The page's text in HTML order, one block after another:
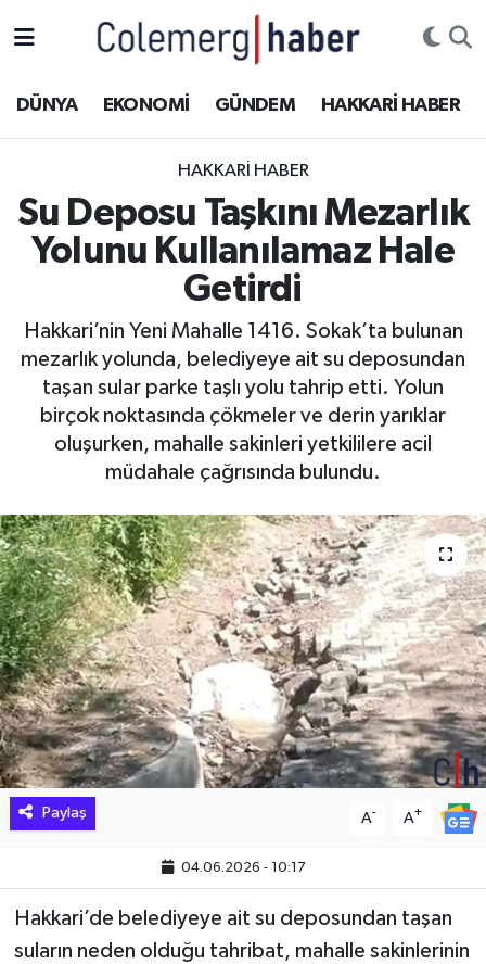
DÜNYA EKONOMİ GÜNDEM HAKKARİ HABER
HAKKARI HABER
Su Deposu Taşkını Mezarlık
Yolunu Kullanılamaz Hale
Getirdi
Hakkari’nin Yeni Mahalle 1416. Sokak’ta bulunan
mezarlık yolunda, belediyeye ait su deposundan
taşan sular parke taşlı yolu tahrip etti. Yolun
birçok noktasında çökmeler ve derin yarıklar
oluşurken, mahalle sakinleri yetkililere acil
müdahale çağrısında bulundu.
Paylaş A- A+
04.06.2026 - 10:17
Hakkari’de belediyeye ait su deposundan taşan
suların neden olduğu tahribat, mahalle sakinlerinin
ASAYİŞ
DOĞA
EĞİTİM
EKONOMİ
GÜNDEM
Hakkari Haber
İLGİNÇ HABERLER
KADIN
KÜLTÜR SANAT
MAGAZİN
MAKALE
REKLAM
Hakkâri Hava Durumu
Hakkâri Trafik Yoğunluk Haritası
Süper Lig Puan Durumu ve Fikstür
Tüm Manşetler
Son Dakika Haberleri
Haber Arşivi